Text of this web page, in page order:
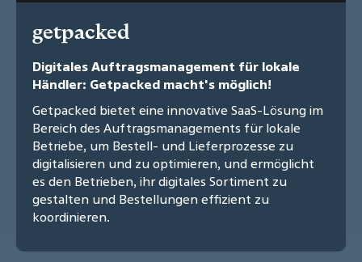
getpacked
Digitales Auftragsmanagement für lokale
Händler: Getpacked macht's möglich!
Getpacked bietet eine innovative SaaS-Lösung im
Bereich des Auftragsmanagements für lokale
Betriebe, um Bestell- und Lieferprozesse zu
digitalisieren und zu optimieren, und ermöglicht
es den Betrieben, ihr digitales Sortiment zu
gestalten und Bestellungen effizient zu
koordinieren.